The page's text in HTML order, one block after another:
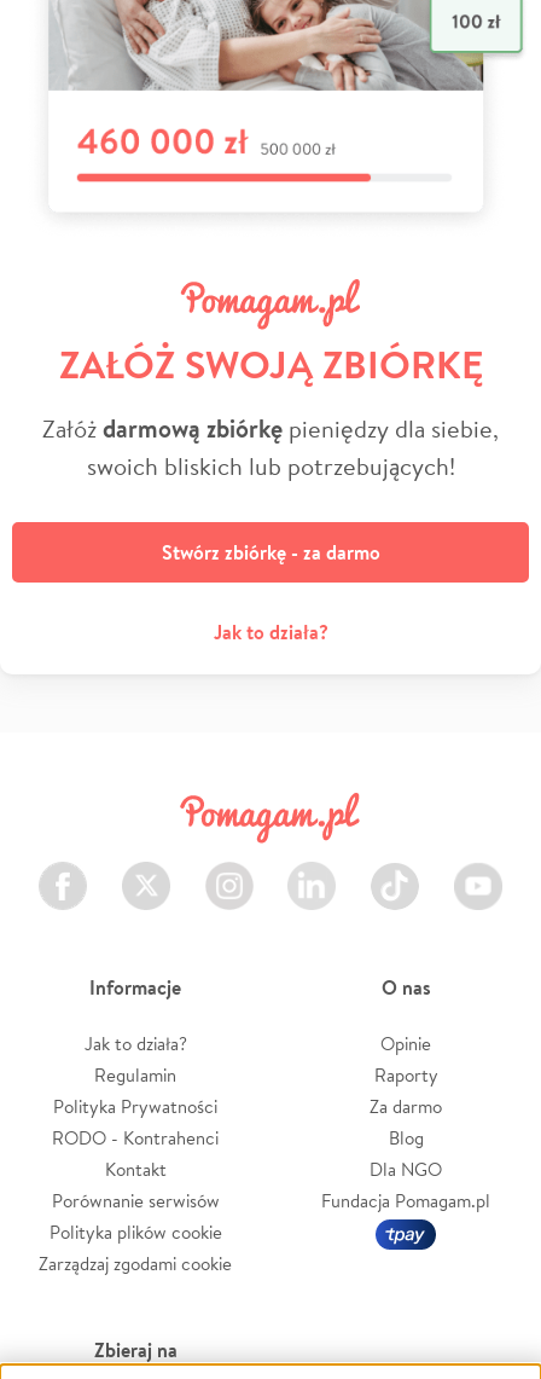
ZAŁÓŻ SWOJĄ ZBIÓRKĘ
Załóżdarmową zbiórkę pieniędzy dla siebie,
swoich bliskich lub potrzebujących!
Stwórz zbiórkę - za darmo
Jak to działa?
Facebook Twitter Instagram LinkedIn TikTok Youtube
Informacje
Jak to działa?
Regulamin
Polityka Prywatności
RODO - Kontrahenci
Kontakt
Porównanie serwisów
Polityka plików cookie
Zarządzaj zgodami cookie
O nas
Opinie
Raporty
Za darmo
Blog
Dla NGO
Fundacja Pomagam.pl
Zbieraj na